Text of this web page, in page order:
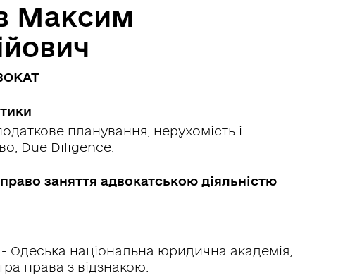
Максим
планування, нерухомість і
Due Diligence.
заняття адвокатською діяльністю
Одеська національна юридична академія,
права з відзнакою.